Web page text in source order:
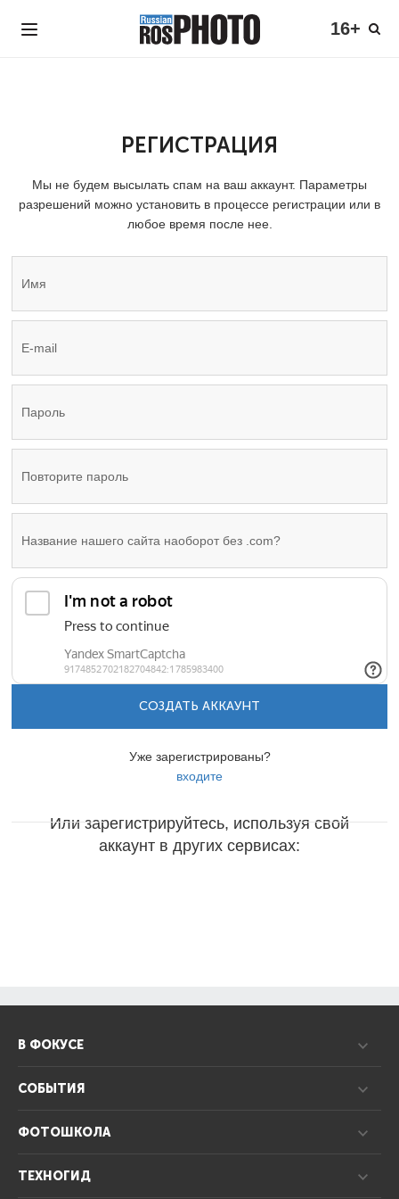
16+
РЕГИСТРАЦИЯ
Мы не будем высылать спам на ваш аккаунт. Параметры
разрешений можно установить в процессе регистрации или в
любое время после нее.
СОЗДАТЬ АККАУНТ
Уже зарегистрированы?
входите
Или зарегистрируйтесь, используя свой
аккаунт в других сервисах:
В ФОКУСЕ
СОБЫТИЯ
ФОТОШКОЛА
ТЕХНОГИД